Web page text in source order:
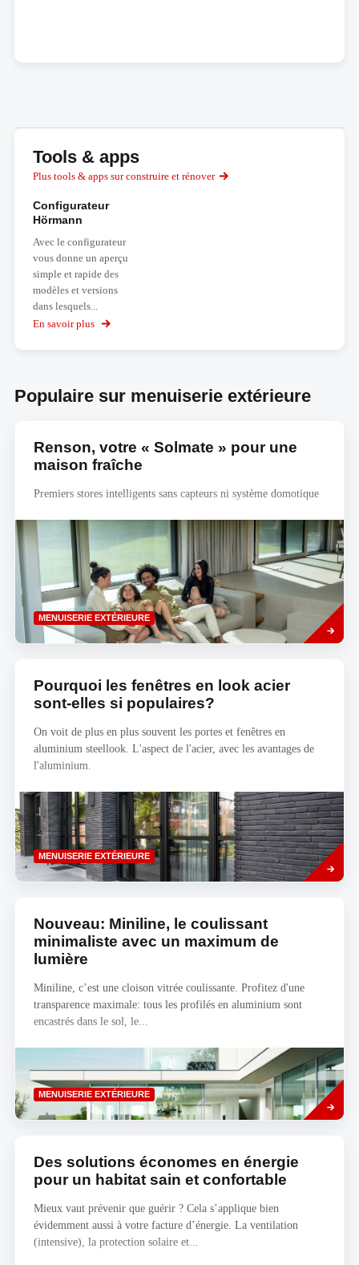
Tools & apps
Plus tools & apps sur construire et rénover
Configurateur
Hörmann
Avec le configurateur
vous donne un aperçu
simple et rapide des
modèles et versions
dans lesquels...
En savoir plus
sur
Populaire sur menuiserie extérieure
Renson, votre « Solmate » pour une
maison fraîche
Premiers stores intelligents sans capteurs ni système domotique
MENUISERIE EXTÉRIEURE
Savoir
plus
Pourquoi les fenêtres en look acier
sont-elles si populaires?
On voit de plus en plus souvent les portes et fenêtres en
aluminium steellook. L'aspect de l'acier, avec les avantages de
l'aluminium.
MENUISERIE EXTÉRIEURE
Savoir
plus
Nouveau: Miniline, le coulissant
minimaliste avec un maximum de
lumière
Miniline, c’est une cloison vitrée coulissante. Profitez d'une
transparence maximale: tous les profilés en aluminium sont
encastrés dans le sol, le...
MENUISERIE EXTÉRIEURE
Savoir
plus
Des solutions économes en énergie
pour un habitat sain et confortable
Mieux vaut prévenir que guérir ? Cela s’applique bien
évidemment aussi à votre facture d’énergie. La ventilation
(intensive), la protection solaire et...